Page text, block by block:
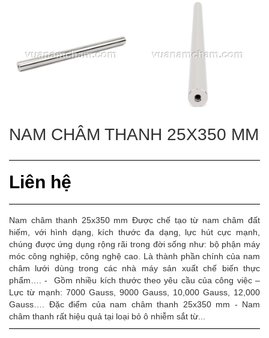
NAM CHÂM THANH 25X350 MM
Liên hệ
Nam châm thanh 25x350 mm Được chế tạo từ nam châm đất
hiếm, với hình dạng, kích thước đa dạng, lực hút cực mạnh,
chúng được ứng dụng rộng rãi trong đời sống như: bộ phận máy
móc công nghiệp, công nghệ cao. Là thành phần chính của nam
châm lưới dùng trong các nhà máy sản xuất chế biến thực
phẩm…. - Gồm nhiều kích thước theo yêu cầu của công việc –
Lực từ mạnh: 7000 Gauss, 9000 Gauss, 10,000 Gauss, 12,000
Gauss…. Đặc điểm của nam châm thanh 25x350 mm - Nam
châm thanh rất hiệu quả tại loại bỏ ô nhiễm sắt từ...